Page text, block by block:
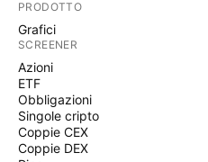
PRODOTTO
Grafici
SCREENER
Azioni
ETF
Obbligazioni
Singole cripto
Coppie CEX
Coppie DEX